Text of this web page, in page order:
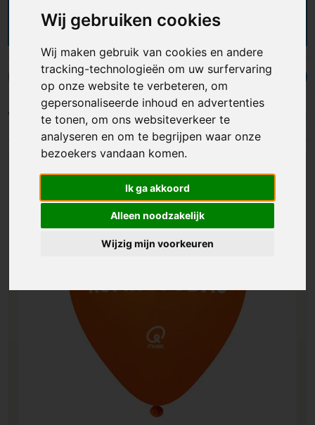
Wij gebruiken cookies
Wij maken gebruik van cookies en andere
tracking-technologieën om uw surfervaring
op onze website te verbeteren, om
gepersonaliseerde inhoud en advertenties
te tonen, om ons websiteverkeer te
analyseren en om te begrijpen waar onze
bezoekers vandaan komen.
Ik ga akkoord
Alleen noodzakelijk
Wijzig mijn voorkeuren
Fanartikelen bedrukken
Handklappers Megafoons Toeters Zwaaihandjes
Filters